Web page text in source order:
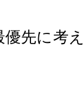
先に考